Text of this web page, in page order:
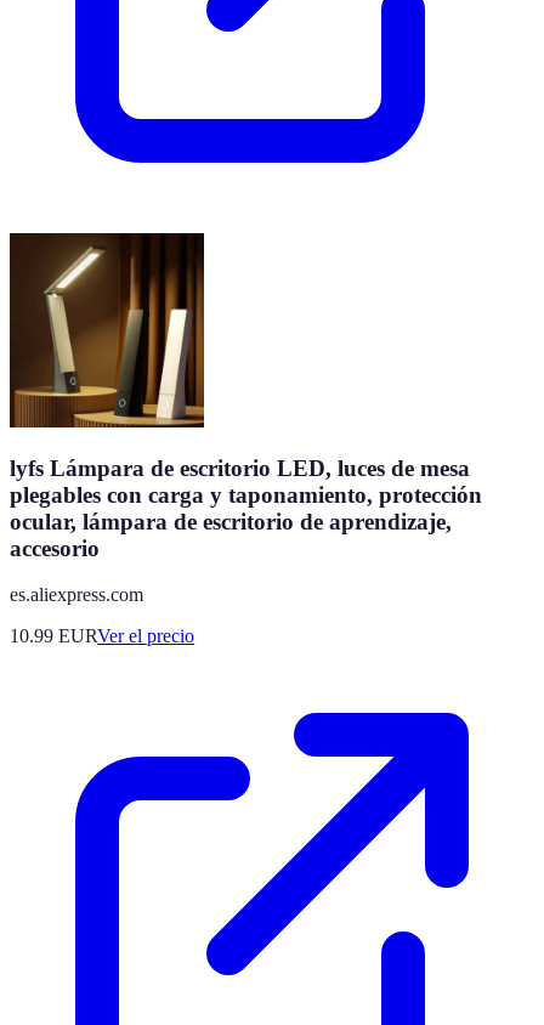
lyfs Lámpara de escritorio LED, luces de mesa
plegables con carga y taponamiento, protección
ocular, lámpara de escritorio de aprendizaje,
accesorio
es.aliexpress.com
10.99 EURVer el precio